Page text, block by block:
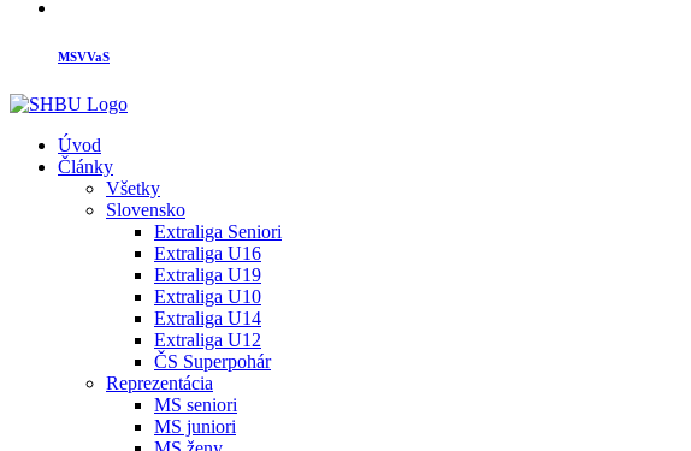
MSVVaS
Úvod
Články
Všetky
Slovensko
Extraliga Seniori
Extraliga U16
Extraliga U19
Extraliga U10
Extraliga U14
Extraliga U12
ČS Superpohár
Reprezentácia
MS seniori
MS juniori